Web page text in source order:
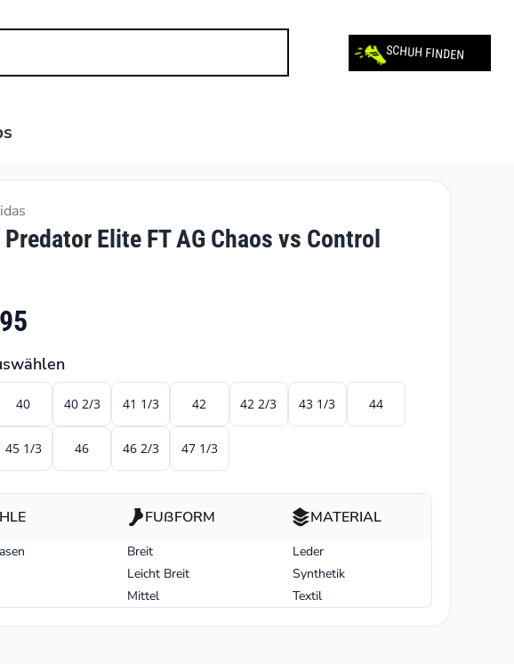
SCHUH FINDEN
Elite FT AG Chaos vs Control
40 40 2/3 41 1/3 42 42 2/3 43 1/3 44
45 1/3 46 46 2/3 47 1/3
FUßFORM
Breit
Leicht Breit
Mittel
MATERIAL
Leder
Synthetik
Textil